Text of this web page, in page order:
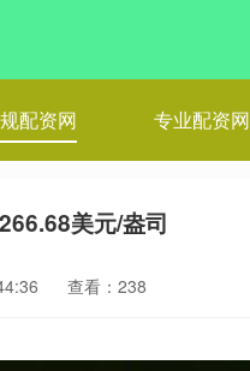
配资网 专业配资网
美元/盎司
查看：238